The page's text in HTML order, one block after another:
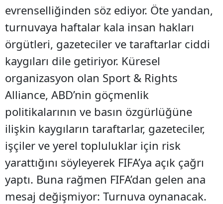
evrenselliğinden söz ediyor. Öte yandan,
turnuvaya haftalar kala insan hakları
örgütleri, gazeteciler ve taraftarlar ciddi
kaygıları dile getiriyor. Küresel
organizasyon olan Sport & Rights
Alliance, ABD’nin göçmenlik
politikalarının ve basın özgürlüğüne
ilişkin kaygıların taraftarlar, gazeteciler,
işçiler ve yerel topluluklar için risk
yarattığını söyleyerek FIFA’ya açık çağrı
yaptı. Buna rağmen FIFA’dan gelen ana
mesaj değişmiyor: Turnuva oynanacak.